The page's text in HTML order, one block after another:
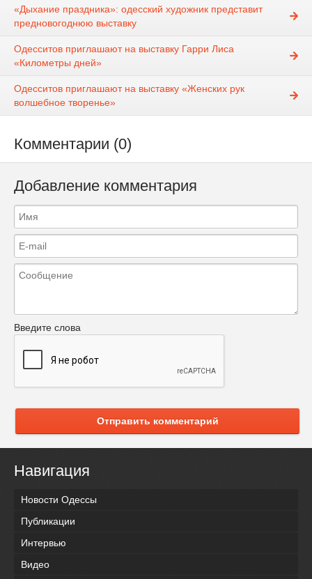
«Дыхание праздника»: одесский художник представит
предновогоднюю выставку
Одесситов приглашают на выставку Гарри Лиса
«Километры дней»
Одесситов приглашают на выставку «Женских рук
волшебное творенье»
Комментарии (0)
Добавление комментария
Введите слова
Отправить комментарий
Навигация
Новости Одессы
Публикации
Интервью
Видео